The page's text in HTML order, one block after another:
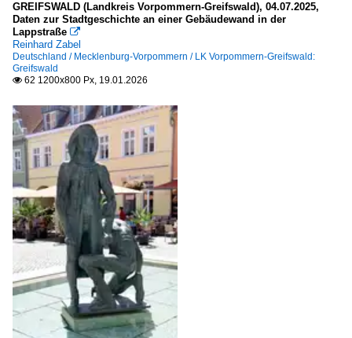
Ventimiglia
Lombardei
Gardasee
Trentino - Südtirol
Riva del Garda
Venetien
Gardasee
Venedig
Verona
Liechtenstein
Städte
GREIFSWALD (Landkreis Vorpommern-Greifswald), 04.07.2025,
Daten zur Stadtgeschichte an einer Gebäudewand in der
Lappstraße 
Reinhard Zabel
Deutschland / Mecklenburg-Vorpommern / LK Vorpommern-Greifswald:
Greifswald
 62 1200x800 Px, 19.01.2026